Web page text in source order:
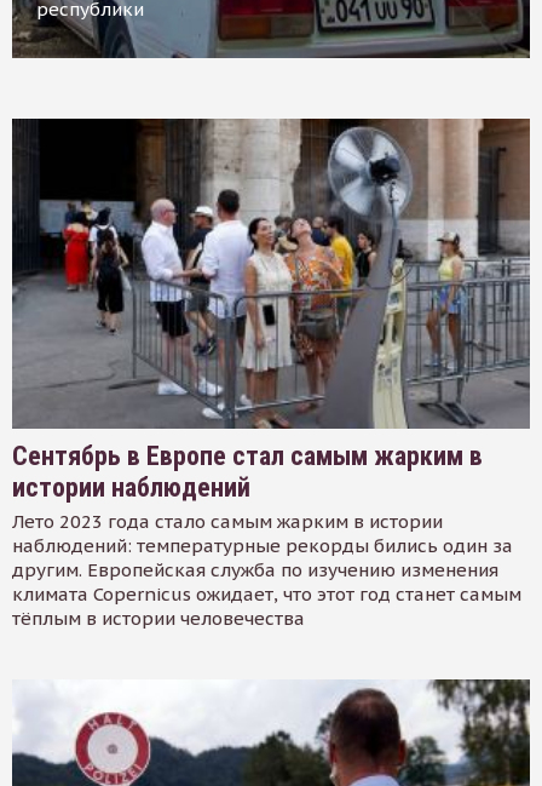
республики
Сентябрь в Европе стал самым жарким в
истории наблюдений
Лето 2023 года стало самым жарким в истории
наблюдений: температурные рекорды бились один за
другим. Европейская служба по изучению изменения
климата Copernicus ожидает, что этот год станет самым
тёплым в истории человечества